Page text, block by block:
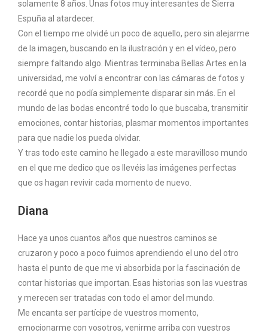
solamente 8 años. Unas fotos muy interesantes de Sierra
Espuña al atardecer.
Con el tiempo me olvidé un poco de aquello, pero sin alejarme
de la imagen, buscando en la ilustración y en el vídeo, pero
siempre faltando algo. Mientras terminaba Bellas Artes en la
universidad, me volví a encontrar con las cámaras de fotos y
recordé que no podía simplemente disparar sin más. En el
mundo de las bodas encontré todo lo que buscaba, transmitir
emociones, contar historias, plasmar momentos importantes
para que nadie los pueda olvidar.
Y tras todo este camino he llegado a este maravilloso mundo
en el que me dedico que os llevéis las imágenes perfectas
que os hagan revivir cada momento de nuevo.
Diana
Hace ya unos cuantos años que nuestros caminos se
cruzaron y poco a poco fuimos aprendiendo el uno del otro
hasta el punto de que me vi absorbida por la fascinación de
contar historias que importan. Esas historias son las vuestras
y merecen ser tratadas con todo el amor del mundo.
Me encanta ser partícipe de vuestros momento,
emocionarme con vosotros, venirme arriba con vuestros